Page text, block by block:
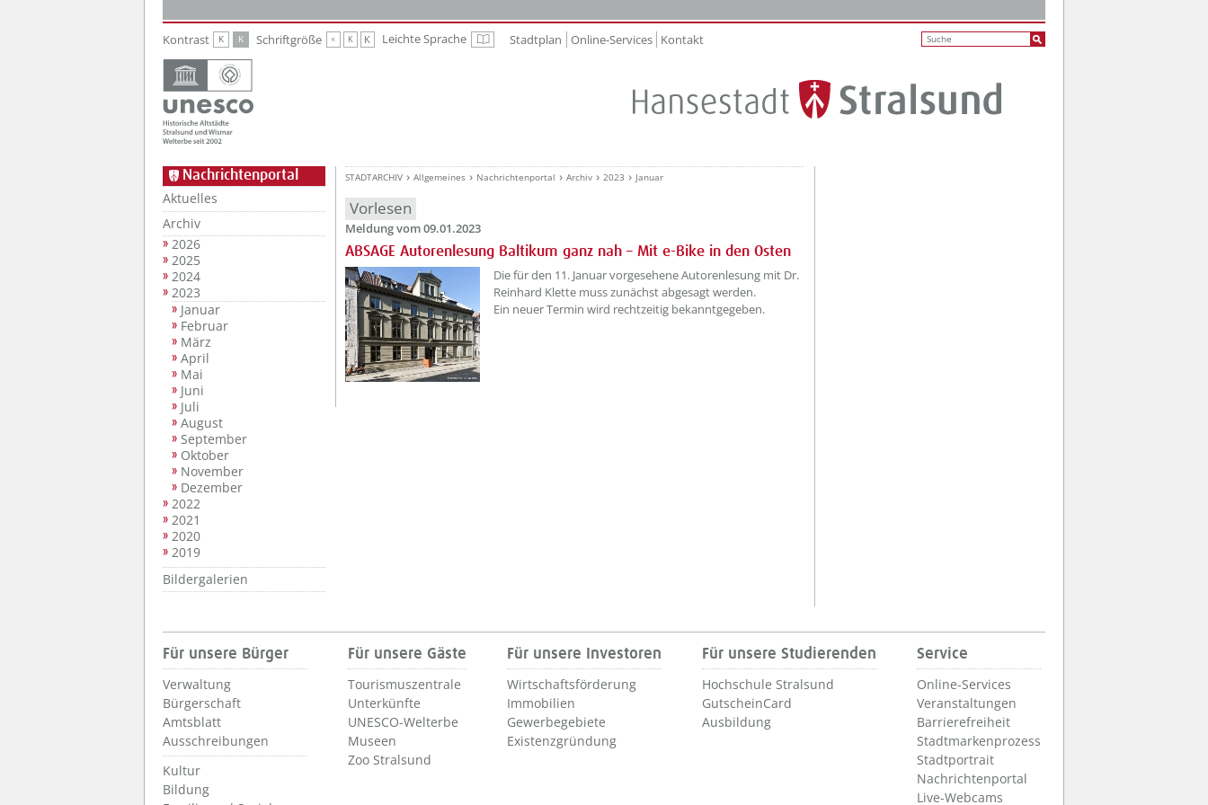
Kontrast K K Schriftgröße K K K Leichte Sprache Leichte Sprache
Stadtplan Online-Services Kontakt
Nachrichtenportal
Aktuelles
Archiv
2026
2025
2024
2023
Januar
Februar
März
April
Mai
Juni
Juli
August
September
Oktober
November
Dezember
2022
2021
2020
2019
Bildergalerien
STADTARCHIV Allgemeines Nachrichtenportal Archiv 2023 Januar
Vorlesen
Meldung vom 09.01.2023
ABSAGE Autorenlesung Baltikum ganz nah – Mit e-Bike in den Osten
??? absaetzeOben[1]/titel ???
Die für den 11. Januar vorgesehene Autorenlesung mit Dr.
Reinhard Klette muss zunächst abgesagt werden.
Ein neuer Termin wird rechtzeitig bekanntgegeben.
Für unsere Bürger
Verwaltung
Bürgerschaft
Amtsblatt
Ausschreibungen
Kultur
Bildung
Für unsere Gäste
Tourismuszentrale
Unterkünfte
UNESCO-Welterbe
Museen
Zoo Stralsund
Für unsere Investoren
Wirtschaftsförderung
Immobilien
Gewerbegebiete
Existenzgründung
Für unsere Studierenden
Hochschule Stralsund
GutscheinCard
Ausbildung
Service
Online-Services
Veranstaltungen
Barrierefreiheit
Stadtmarkenprozess
Stadtportrait
Nachrichtenportal
Live-Webcams